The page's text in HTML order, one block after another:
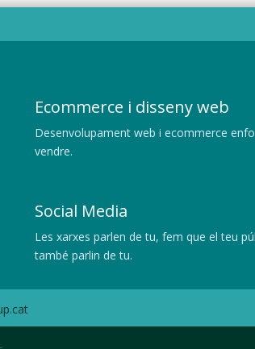
Ecommerce i disseny web
Desenvolupament web i ecommerce
vendre.
Social Media
Les xarxes parlen de tu, fem que el teu
també parlin de tu.